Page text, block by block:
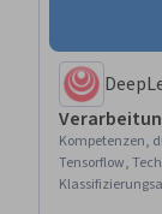
Kompetenzen,
Tensorflow,